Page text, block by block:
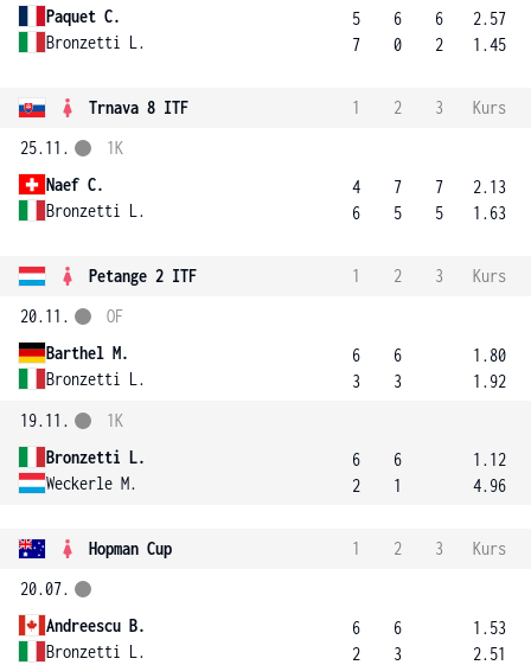
Paquet C.
Bronzetti L.
5
7
6
0
6
2
2.57
1.45
Trnava 8 ITF 1 2 3
Kurs
25.11.
Naef C.
Bronzetti L.
1K
4
6
7
5
7
5
2.13
1.63
Petange 2 ITF 1 2 3
Kurs
20.11.
Barthel M.
Bronzetti L.
OF
6
3
6
3
1.80
1.92
19.11.
Bronzetti L.
Weckerle M.
1K
6
2
6
1
1.12
4.96
Hopman Cup 1 2 3
Kurs
20.07.
Andreescu B.
Bronzetti L.
6
2
6
3
1.53
2.51